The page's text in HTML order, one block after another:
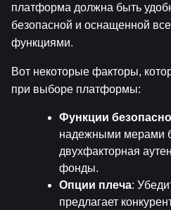
платформа должна быть
безопасной и оснащенной
функциями.
Вот некоторые факторы,
при выборе платформы:
Функции
надежными мерами
двухфакторная
фонды.
Опции плеча:
предлагает